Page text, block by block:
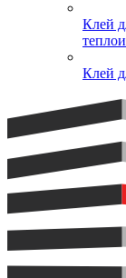
Клей
Клей